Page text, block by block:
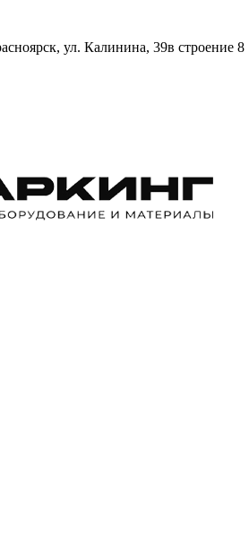
ул. Калинина, 39в строение 8